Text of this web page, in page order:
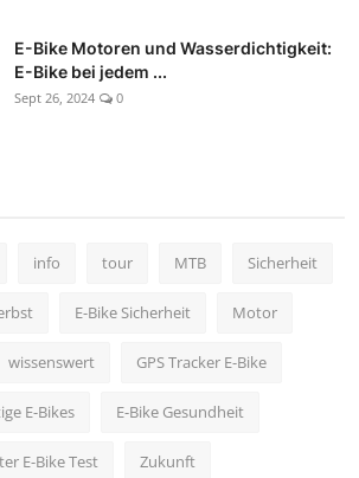
E-Bike Motoren und Wasserdichtigkeit:
E-Bike bei jedem ...
Sept 26, 2024 0
info tour MTB Sicherheit
E-Bike Sicherheit Motor
wissenswert GPS Tracker E-Bike
E-Bikes E-Bike Gesundheit
E-Bike Test Zukunft